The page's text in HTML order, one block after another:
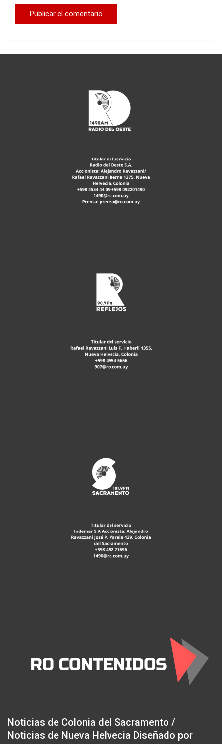
Noticias de Colonia del Sacramento /
Noticias de Nueva Helvecia Diseñado por